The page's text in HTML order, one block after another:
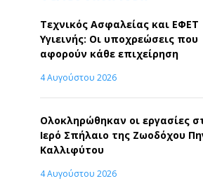
Τεχνικός Ασφαλείας και ΕΦΕΤ
Υγιεινής: Οι υποχρεώσεις που
αφορούν κάθε επιχείρηση
4 Αυγούστου 2026
Ολοκληρώθηκαν οι εργασίες
Ιερό Σπήλαιο της Ζωοδόχου
Καλλιφύτου
4 Αυγούστου 2026